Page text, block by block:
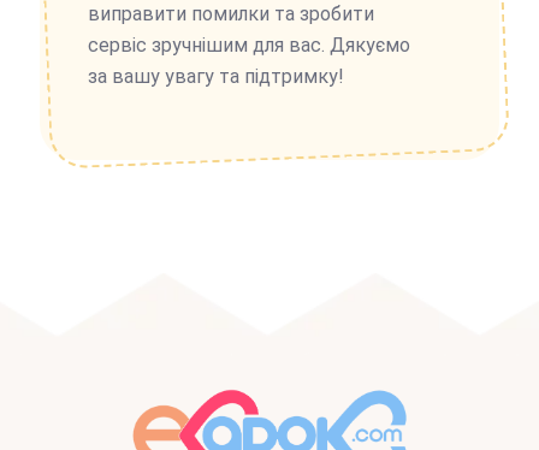
виправити помилки та зробити
сервіс зручнішим для вас. Дякуємо
за вашу увагу та підтримку!